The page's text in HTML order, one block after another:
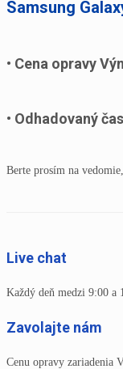
Samsung
Cena opravy
Odhadovaný
Berte prosím na
Live chat
Každý deň medzi 9:00 a
Zavolajte nám
Cenu opravy zariadenia